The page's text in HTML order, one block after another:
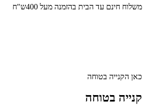
משלוח חינם עד הבית בהזמנה מעל 400ש"ח
כאן הקנייה בטוחה
קנייה בטוחה